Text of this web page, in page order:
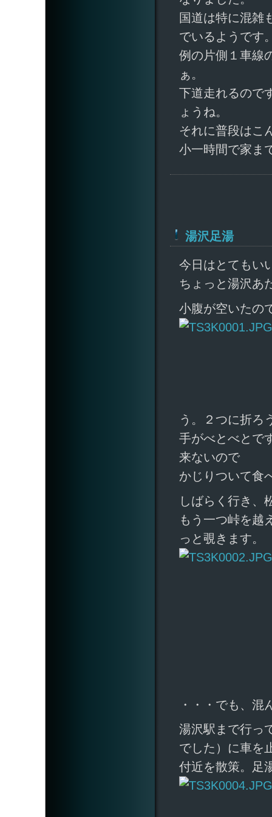
国道は特に混雑
でいるようです
例の片側１車線
ぁ。
下道走れるので
ょうね。
それに普段はこ
小一時間で家ま
湯沢足湯
今日はとてもい
ちょっと湯沢あ
小腹が空いたの
う。２つに折ろ
手がべとべとで
来ないので
かじりついて食
しばらく行き、
もう一つ峠を越
っと覗きます。
・・・でも、混
湯沢駅まで行っ
でした）に車を
付近を散策。足